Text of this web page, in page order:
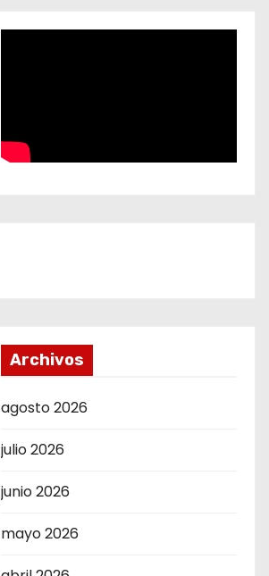
Archivos
agosto 2026
julio 2026
junio 2026
mayo 2026